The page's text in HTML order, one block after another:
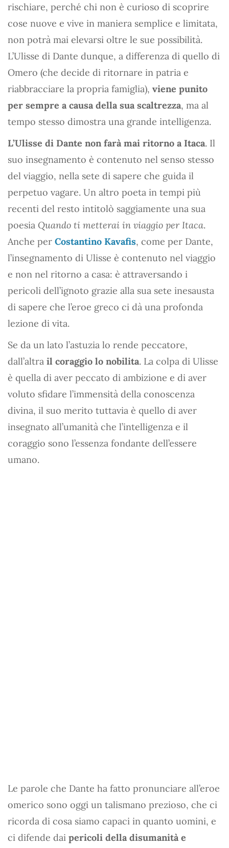
rischiare, perché chi non è curioso di scoprire
cose nuove e vive in maniera semplice e limitata,
non potrà mai elevarsi oltre le sue possibilità.
L’Ulisse di Dante dunque, a differenza di quello di
Omero (che decide di ritornare in patria e
riabbracciare la propria famiglia), viene punito
per sempre a causa della sua scaltrezza, ma al
tempo stesso dimostra una grande intelligenza.
L’Ulisse di Dante non farà mai ritorno a Itaca. Il
suo insegnamento è contenuto nel senso stesso
del viaggio, nella sete di sapere che guida il
perpetuo vagare. Un altro poeta in tempi più
recenti del resto intitolò saggiamente una sua
poesia Quando ti metterai in viaggio per Itaca.
Anche per Costantino Kavafis, come per Dante,
l’insegnamento di Ulisse è contenuto nel viaggio
e non nel ritorno a casa: è attraversando i
pericoli dell’ignoto grazie alla sua sete inesausta
di sapere che l’eroe greco ci dà una profonda
lezione di vita.
Se da un lato l’astuzia lo rende peccatore,
dall’altra il coraggio lo nobilita. La colpa di Ulisse
è quella di aver peccato di ambizione e di aver
voluto sfidare l’immensità della conoscenza
divina, il suo merito tuttavia è quello di aver
insegnato all’umanità che l’intelligenza e il
coraggio sono l’essenza fondante dell’essere
umano.
Le parole che Dante ha fatto pronunciare all’eroe
omerico sono oggi un talismano prezioso, che ci
ricorda di cosa siamo capaci in quanto uomini, e
ci difende dai pericoli della disumanità e